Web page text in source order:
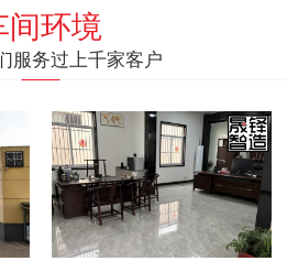
间环境
服务过上千家客户